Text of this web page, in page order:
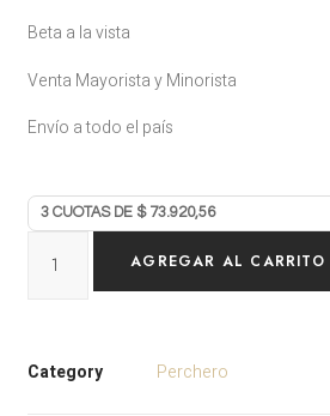
Beta a la vista
Venta Mayorista y Minorista
Envío a todo el país
AGREGAR AL CARRITO
Category Perchero